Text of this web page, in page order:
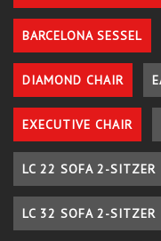
BARCELONA SESSEL
DIAMOND CHAIR
EXECUTIVE CHAIR
LC 22 SOFA 2-SITZER
LC 32 SOFA 2-SITZER